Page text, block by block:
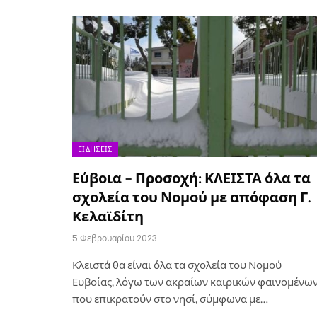
ΕΙΔΉΣΕΙΣ
Εύβοια – Προσοχή: ΚΛΕΙΣΤΑ όλα τα
σχολεία του Νομού με απόφαση Γ.
Κελαϊδίτη
5 Φεβρουαρίου 2023
Κλειστά θα είναι όλα τα σχολεία του Νομού
Ευβοίας, λόγω των ακραίων καιρικών
που επικρατούν στο νησί, σύμφωνα με…